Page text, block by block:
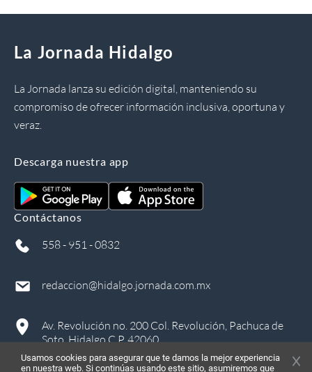
La Jornada Hidalgo
La Jornada lanza su edición digital, manteniendo su
compromiso de ofrecer información inclusiva, oportuna y
veraz.
Descarga nuestra app
Contáctanos
558 - 951 - 0832
redaccion@hidalgo.jornada.com.mx
Av. Revolución no. 200 Col. Revolución, Pachuca de
Soto, Hidalgo C.P. 42060
Usamos cookies para asegurar que te damos la mejor experiencia
en nuestra web. Si continúas usando este sitio, asumiremos que